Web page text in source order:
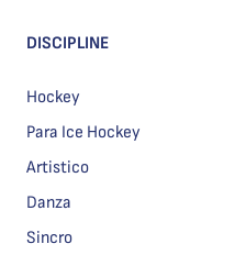
DISCIPLINE
Hockey
Para Ice Hockey
Artistico
Danza
Sincro